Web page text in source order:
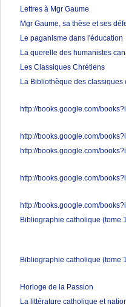
Lettres à Mgr Gaume
Mgr Gaume, sa thèse et ses
Le paganisme dans l'éducation
La querelle des humanistes
Les Classiques Chrétiens
La Bibliothèque des classiques
http://books.google.com/
http://books.google.com/
http://books.google.com/
http://books.google.com/
http://books.google.com/
Bibliographie catholique (tome
Bibliographie catholique (tome
Horloge de la Passion
La littérature catholique et